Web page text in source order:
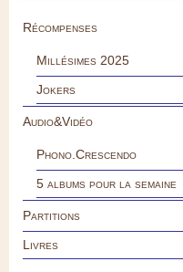
Récompenses
Millésimes 2025
Jokers
Audio&Vidéo
Phono.Crescendo
5 albums pour la semaine
Partitions
Livres